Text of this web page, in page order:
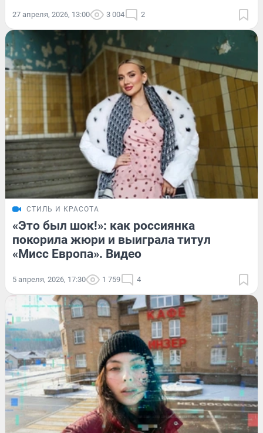
27 апреля, 2026, 13:00 3 004 2
СТИЛЬ И КРАСОТА
«Это был шок!»: как россиянка
покорила жюри и выиграла титул
«Мисс Европа». Видео
5 апреля, 2026, 17:30 1 759 4